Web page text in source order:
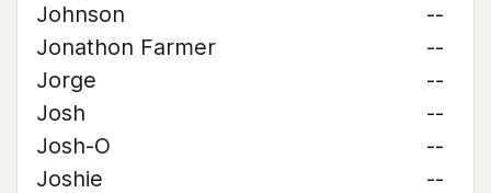
Johnson
--
Jonathon Farmer
--
Jorge
--
Josh
--
Josh-O
--
Joshie
--